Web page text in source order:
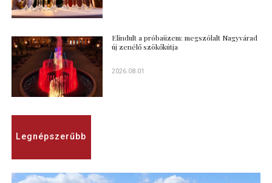
Elindult a próbaüzem: megszólalt Nagyvárad
új zenélő szökőkútja
2026.08.01
Legnépszerűbb